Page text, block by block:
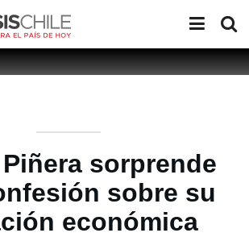
sorprende
sobre su
económica